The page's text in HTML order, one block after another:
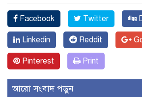
Facebook Twitter
Linkedin Reddit
Pinterest Print
আরো সংবাদ পড়ুন